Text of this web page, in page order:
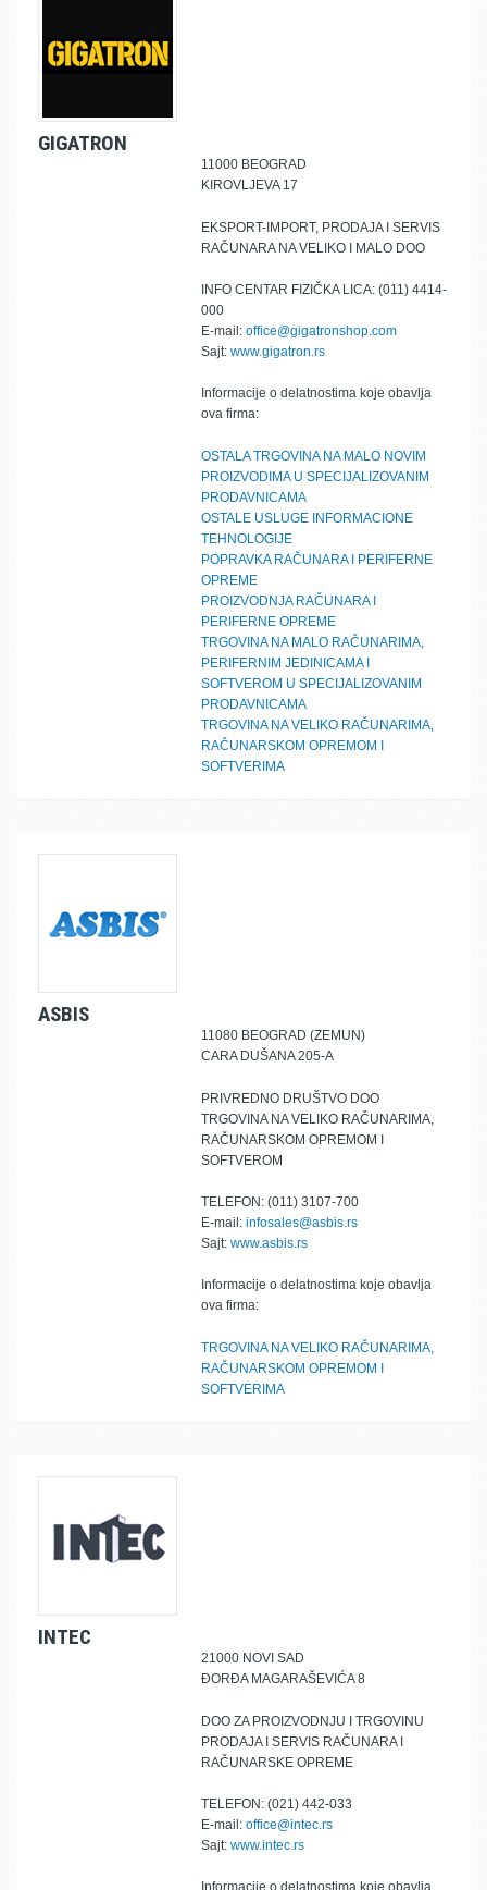
GIGATRON
11000 BEOGRAD
KIROVLJEVA 17
EKSPORT-IMPORT, PRODAJA I SERVIS
RAČUNARA NA VELIKO I MALO DOO
INFO CENTAR FIZIČKA LICA: (011) 4414-
000
E-mail: office@gigatronshop.com
Sajt: www.gigatron.rs
Informacije o delatnostima koje obavlja
ova firma:
OSTALA TRGOVINA NA MALO NOVIM
PROIZVODIMA U SPECIJALIZOVANIM
PRODAVNICAMA
OSTALE USLUGE INFORMACIONE
TEHNOLOGIJE
POPRAVKA RAČUNARA I PERIFERNE
OPREME
PROIZVODNJA RAČUNARA I
PERIFERNE OPREME
TRGOVINA NA MALO RAČUNARIMA,
PERIFERNIM JEDINICAMA I
SOFTVEROM U SPECIJALIZOVANIM
PRODAVNICAMA
TRGOVINA NA VELIKO RAČUNARIMA,
RAČUNARSKOM OPREMOM I
SOFTVERIMA
ASBIS
11080 BEOGRAD (ZEMUN)
CARA DUŠANA 205-A
PRIVREDNO DRUŠTVO DOO
TRGOVINA NA VELIKO RAČUNARIMA,
RAČUNARSKOM OPREMOM I
SOFTVEROM
TELEFON: (011) 3107-700
E-mail: infosales@asbis.rs
Sajt: www.asbis.rs
Informacije o delatnostima koje obavlja
ova firma:
TRGOVINA NA VELIKO RAČUNARIMA,
RAČUNARSKOM OPREMOM I
SOFTVERIMA
INTEC
21000 NOVI SAD
ĐORĐA MAGARAŠEVIĆA 8
DOO ZA PROIZVODNJU I TRGOVINU
PRODAJA I SERVIS RAČUNARA I
RAČUNARSKE OPREME
TELEFON: (021) 442-033
E-mail: office@intec.rs
Sajt: www.intec.rs
Informacije o delatnostima koje obavlja